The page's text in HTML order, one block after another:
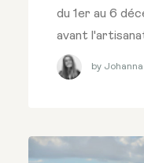
du 1er au 6
avant
by